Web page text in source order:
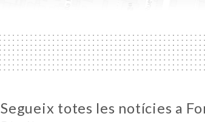
Segueix totes les notícies a